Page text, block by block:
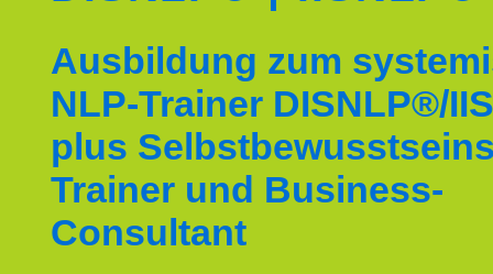
Ausbildung zum
NLP-Trainer DISNLP®/
plus
Trainer und Business-
Consultant